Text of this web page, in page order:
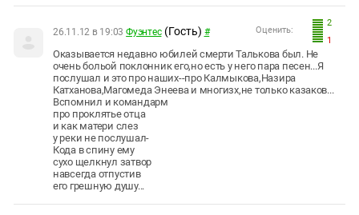
2
1
Оценить:
26.11.12 в 19:03 Фуэнтес (Гость) #
Оказывается недавно юбилей смерти Талькова был. Не
очень больой поклонник его,но есть у него пара песен...Я
послушал и это про наших--про Калмыкова,Назира
Катханова,Магомеда Энеева и многизх,не только казаков...
Вспомнил и командарм
про проклятье отца
и как матери слез
у реки не послушал-
Кода в спину ему
сухо щелкнул затвор
навсегда отпустив
его грешную душу...